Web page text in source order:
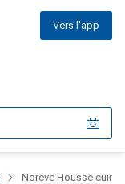
Vers l'app
Noreve Housse cuir